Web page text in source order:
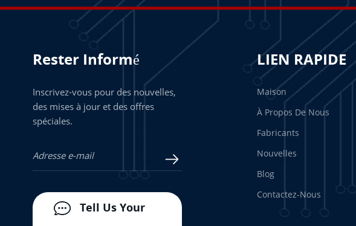
Rester Informé
Inscrivez-vous pour des nouvelles,
des mises à jour et des offres
spéciales.
Tell Us Your
LIEN RAPIDE
Maison
À Propos De Nous
Fabricants
Nouvelles
Blog
Contactez-Nous